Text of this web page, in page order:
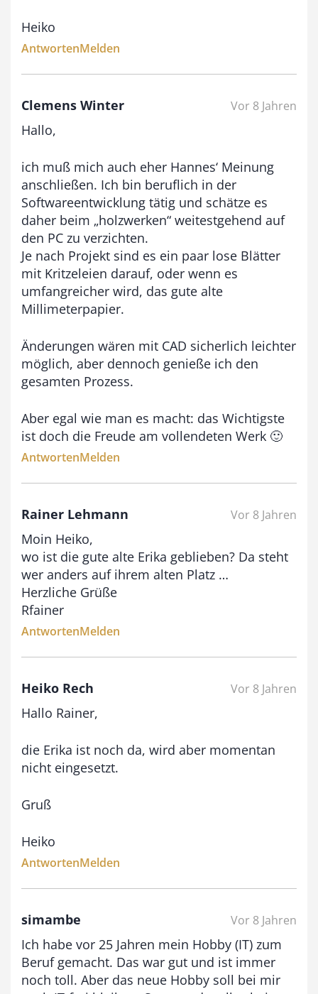
Heiko
AntwortenMelden
Clemens Winter Vor 8 Jahren
Hallo,
ich muß mich auch eher Hannes‘ Meinung
anschließen. Ich bin beruflich in der
Softwareentwicklung tätig und schätze es
daher beim „holzwerken“ weitestgehend auf
den PC zu verzichten.
Je nach Projekt sind es ein paar lose Blätter
mit Kritzeleien darauf, oder wenn es
umfangreicher wird, das gute alte
Millimeterpapier.
Änderungen wären mit CAD sicherlich leichter
möglich, aber dennoch genieße ich den
gesamten Prozess.
Aber egal wie man es macht: das Wichtigste
ist doch die Freude am vollendeten Werk 🙂
AntwortenMelden
Rainer Lehmann Vor 8 Jahren
Moin Heiko,
wo ist die gute alte Erika geblieben? Da steht
wer anders auf ihrem alten Platz …
Herzliche Grüße
Rfainer
AntwortenMelden
Heiko Rech Vor 8 Jahren
Hallo Rainer,
die Erika ist noch da, wird aber momentan
nicht eingesetzt.
Gruß
Heiko
AntwortenMelden
simambe Vor 8 Jahren
Ich habe vor 25 Jahren mein Hobby (IT) zum
Beruf gemacht. Das war gut und ist immer
noch toll. Aber das neue Hobby soll bei mir